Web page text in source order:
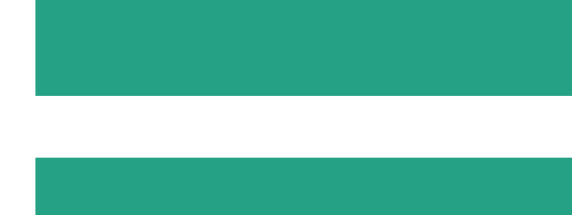
liberdades fundamentais previstas